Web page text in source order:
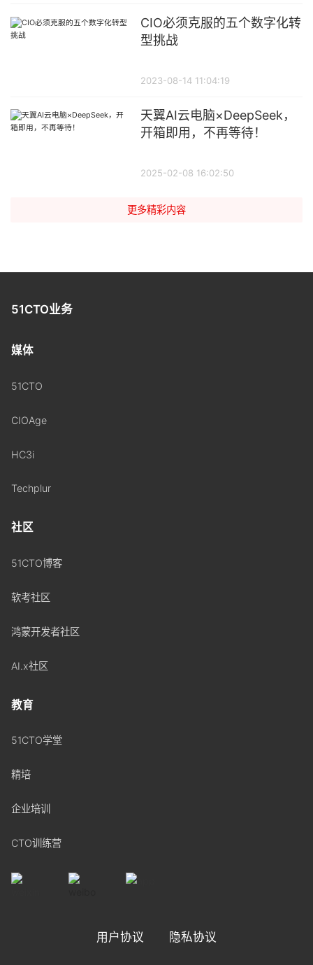
CIO必须克服的五个数字化转
型挑战
2023-08-14 11:04:19
天翼AI云电脑×DeepSeek，
开箱即用，不再等待！
2025-02-08 16:02:50
更多精彩内容
51CTO业务
媒体
51CTO
CIOAge
HC3i
Techplur
社区
51CTO博客
软考社区
鸿蒙开发者社区
AI.x社区
教育
51CTO学堂
精培
企业培训
CTO训练营
用户协议 隐私协议